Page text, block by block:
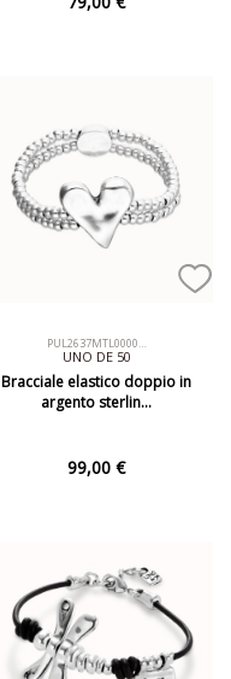
PUL2637MTL0000…
UNO DE 50
Bracciale elastico doppio in
argento sterlin…
99,00 €